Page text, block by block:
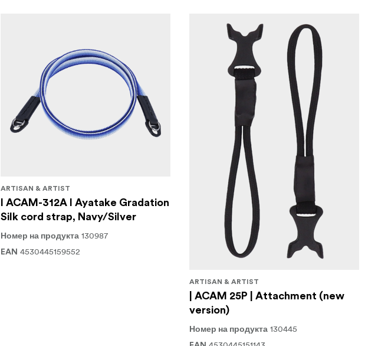
ARTISAN & ARTIST
I ACAM-312A I Ayatake Gradation
Silk cord strap, Navy/Silver
Номер на продукта 130987
EAN 4530445159552
ARTISAN & ARTIST
| ACAM 25P | Attachment (new
version)
Номер на продукта 130445